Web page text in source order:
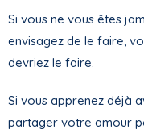
Si vous ne vous êtes
envisagez de le faire,
devriez le faire.
Si vous apprenez déjà
partager votre amour